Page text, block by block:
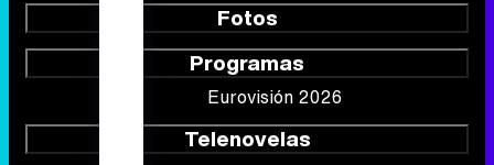
Fotos
Programas
Eurovisión 2026
Telenovelas